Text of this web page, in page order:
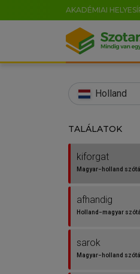
AKADÉMIAI
Holland
TALÁLATOK
kiforgat
Magyar−holland
afhandig
Holland−magyar
sarok
Magyar−holland